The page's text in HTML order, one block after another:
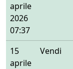
aprile
2026
07:37
15
aprile
Vendi